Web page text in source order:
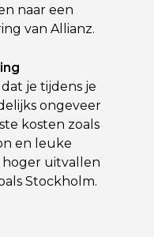
naar een
van Allianz.
je tijdens je
ongeveer
kosten zoals
en leuke
hoger uitvallen
Stockholm.